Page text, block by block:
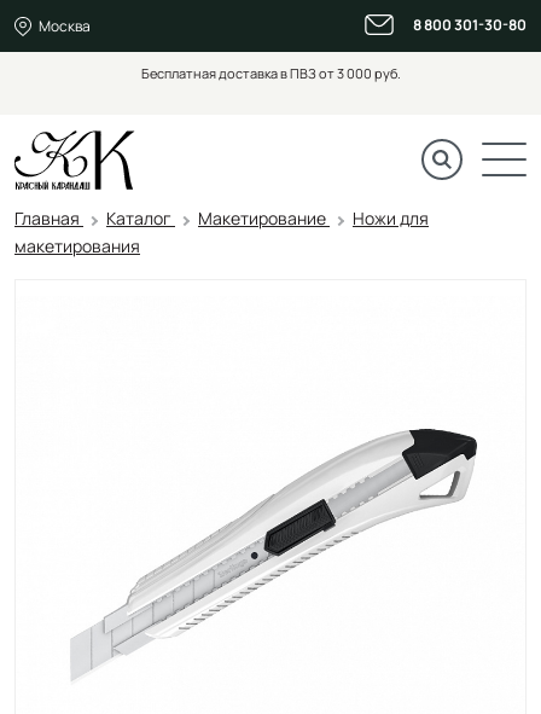
Москва 8 800 301-30-80
Бесплатная доставка в ПВЗ от 3 000 руб.
Главная Каталог Макетирование
Ножи для
макетирования